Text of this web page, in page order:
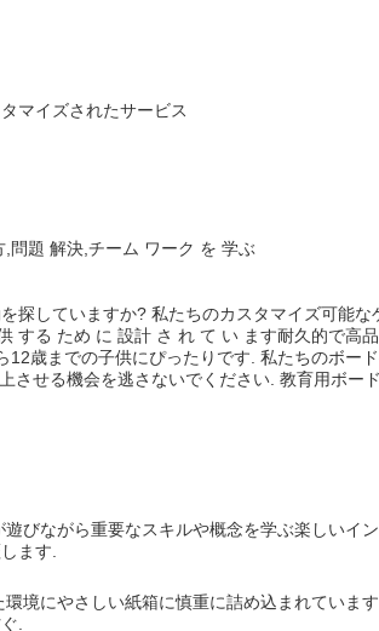
マイズされたサービス
問題 解決,チーム ワーク を 学ぶ
探していますか? 私たちのカスタマイズ可能
する ため に 設計 さ れ て い ます耐久的で高
12歳までの子供にぴったりです. 私たちのボ
させる機会を逃さないでください. 教育用ボー
びながら重要なスキルや概念を学ぶ楽しい
ます.
境にやさしい紙箱に慎重に詰め込まれてい
.